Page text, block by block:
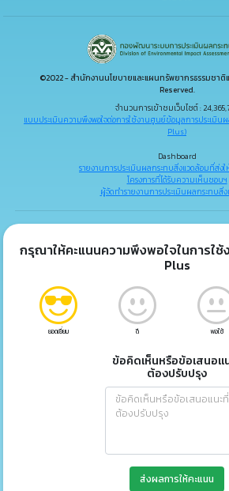
©2022 - สำนักงานนโยบายและแผนทรัพยากรธรรมชาติ
Reserved.
จำนวนการเข้าชมเว็บไซต์ :
แบบประเมินความพึงพอใจต่อการใช้งานศูนย์ข้อมูลการประเมิน
Plus)
Dashboard
รายงานการประเมินผลกระทบสิ่งแวดล้อมที่ส่ง
โครงการที่ได้รับความเห็นชอบฯ
ผู้จัดทำรายงานการประเมินผลกระทบสิ่
กรุณาให้คะแนนความพึงพอใจในการใช้
Plus
ยอดเยี่ยม ดี พอใช้
ข้อคิดเห็นหรือข้อเสนอแ
ต้องปรับปรุง
ส่งผลการให้คะแนน